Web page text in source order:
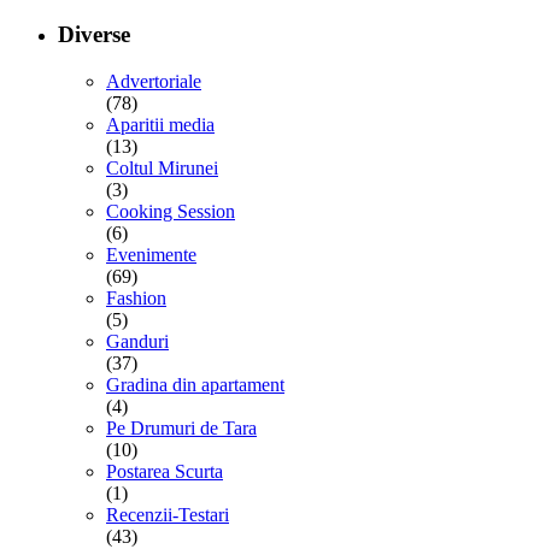
Diverse
Advertoriale
(78)
Aparitii media
(13)
Coltul Mirunei
(3)
Cooking Session
(6)
Evenimente
(69)
Fashion
(5)
Ganduri
(37)
Gradina din apartament
(4)
Pe Drumuri de Tara
(10)
Postarea Scurta
(1)
Recenzii-Testari
(43)